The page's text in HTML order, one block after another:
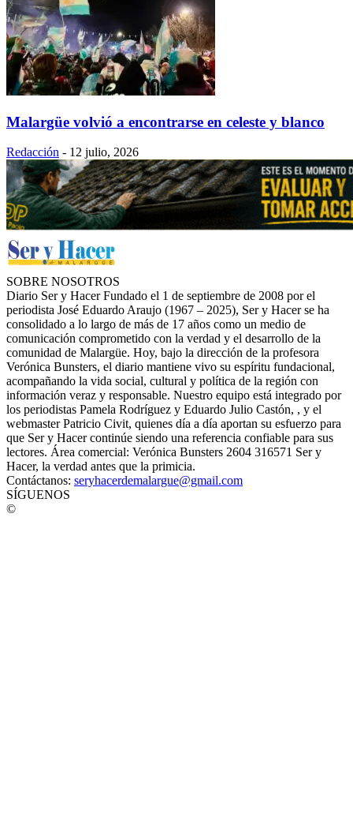
Malargüe volvió a encontrarse en celeste y blanco
Redacción - 12 julio, 2026
SOBRE NOSOTROS
Diario Ser y Hacer Fundado el 1 de septiembre de 2008 por el
periodista José Eduardo Araujo (1967 – 2025), Ser y Hacer se ha
consolidado a lo largo de más de 17 años como un medio de
comunicación comprometido con la verdad y el desarrollo de la
comunidad de Malargüe. Hoy, bajo la dirección de la profesora
Verónica Bunsters, el diario mantiene vivo su espíritu fundacional,
acompañando la vida social, cultural y política de la región con
información veraz y responsable. Nuestro equipo está integrado por
los periodistas Pamela Rodríguez y Eduardo Julio Castón, , y el
webmaster Patricio Civit, quienes día a día aportan su esfuerzo para
que Ser y Hacer continúe siendo una referencia confiable para sus
lectores. Área comercial: Verónica Bunsters 2604 316571 Ser y
Hacer, la verdad antes que la primicia.
Contáctanos: seryhacerdemalargue@gmail.com
SÍGUENOS
©